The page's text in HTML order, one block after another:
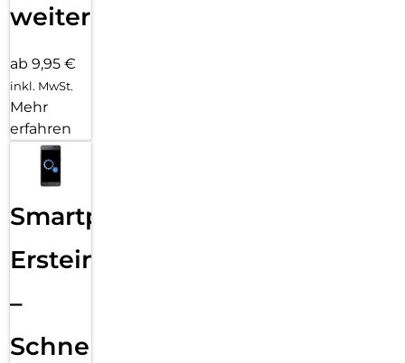
weiter
ab 9,95 €
inkl. MwSt.
Mehr
erfahren
Smartphone
Ersteinrichtung
–
Schnelle